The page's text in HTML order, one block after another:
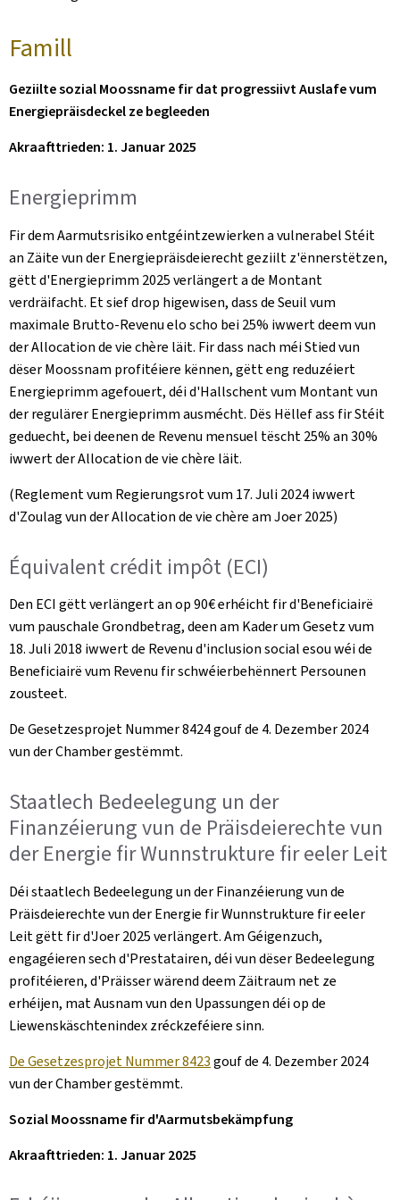
Famill
Geziilte sozial Moossname fir dat progressiivt Auslafe vum
Energiepräisdeckel ze begleeden
Akraafttrieden: 1. Januar 2025
Energieprimm
Fir dem Aarmutsrisiko entgéintzewierken a vulnerabel Stéit
an Zäite vun der Energiepräisdeierecht geziilt z'ënnerstëtzen,
gëtt d'Energieprimm 2025 verlängert a de Montant
verdräifacht. Et sief drop higewisen, dass de Seuil vum
maximale Brutto-Revenu elo scho bei 25% iwwert deem vun
der Allocation de vie chère läit. Fir dass nach méi Stied vun
dëser Moossnam profitéiere kënnen, gëtt eng reduzéiert
Energieprimm agefouert, déi d'Hallschent vum Montant vun
der regulärer Energieprimm ausmécht. Dës Hëllef ass fir Stéit
geduecht, bei deenen de Revenu mensuel tëscht 25% an 30%
iwwert der Allocation de vie chère läit.
(Reglement vum Regierungsrot vum 17. Juli 2024 iwwert
d'Zoulag vun der Allocation de vie chère am Joer 2025)
Équivalent crédit impôt (ECI)
Den ECI gëtt verlängert an op 90€ erhéicht fir d'Beneficiairë
vum pauschale Grondbetrag, deen am Kader um Gesetz vum
18. Juli 2018 iwwert de Revenu d'inclusion social esou wéi de
Beneficiairë vum Revenu fir schwéierbehënnert Persounen
zousteet.
De Gesetzesprojet Nummer 8424 gouf de 4. Dezember 2024
vun der Chamber gestëmmt.
Staatlech Bedeelegung un der
Finanzéierung vun de Präisdeierechte vun
der Energie fir Wunnstrukture fir eeler Leit
Déi staatlech Bedeelegung un der Finanzéierung vun de
Präisdeierechte vun der Energie fir Wunnstrukture fir eeler
Leit gëtt fir d'Joer 2025 verlängert. Am Géigenzuch,
engagéieren sech d'Prestatairen, déi vun dëser Bedeelegung
profitéieren, d'Präisser wärend deem Zäitraum net ze
erhéijen, mat Ausnam vun den Upassungen déi op de
Liewenskäschtenindex zréckzeféiere sinn.
De Gesetzesprojet Nummer 8423gouf de 4. Dezember 2024
vun der Chamber gestëmmt.
Sozial Moossname fir d'Aarmutsbekämpfung
Akraafttrieden: 1. Januar 2025